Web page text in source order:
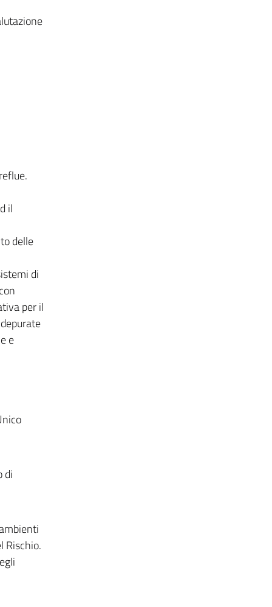
il
delle
di
per il
e
di
Rischio.